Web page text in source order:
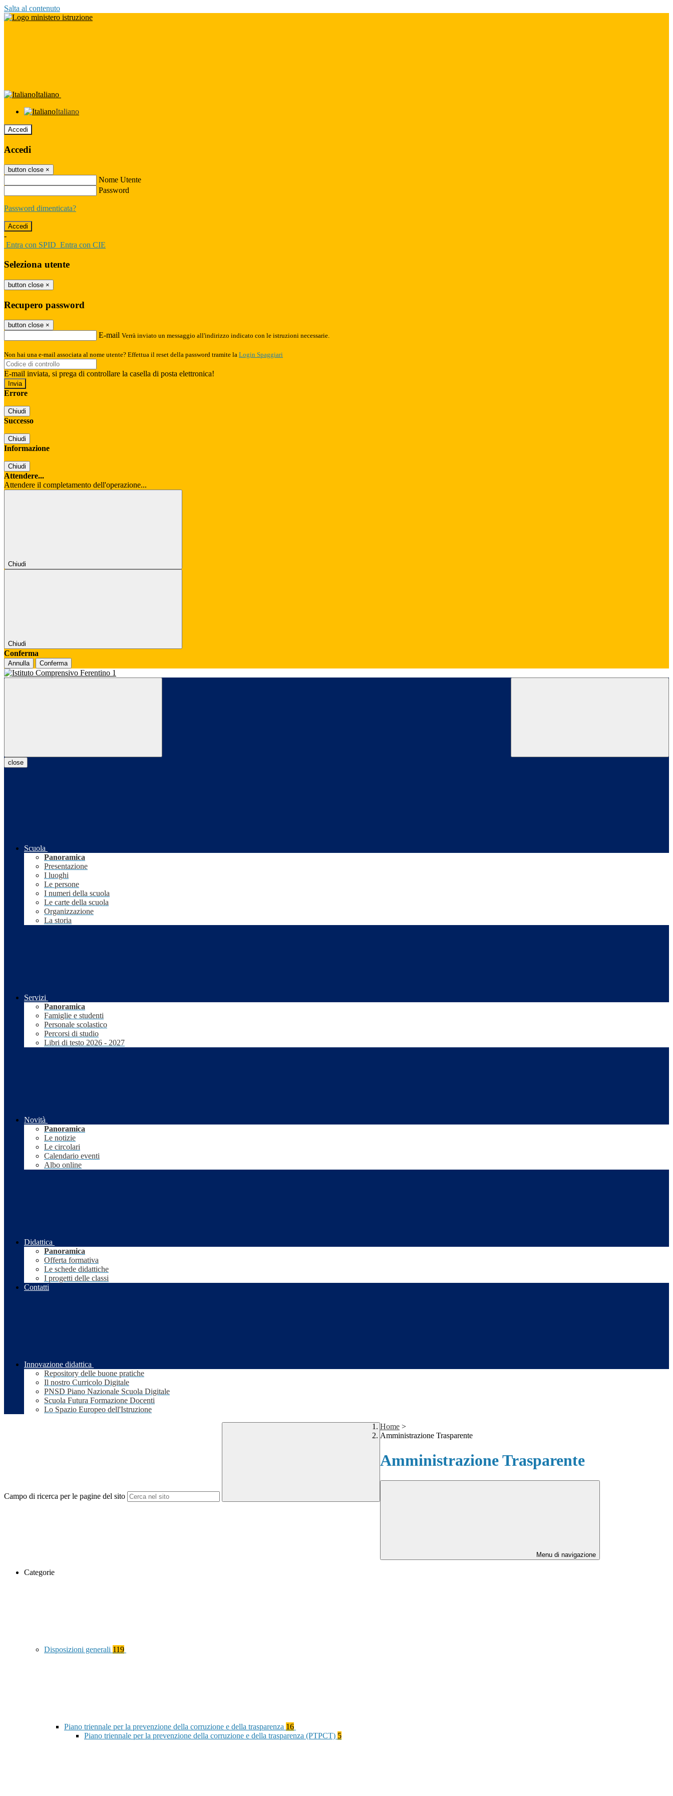
Salta al contenuto
Italiano
Italiano
Accedi
Accedi
button close ×
Nome Utente
Password
Password dimenticata?
-
Entra con SPID Entra con CIE
Seleziona utente
button close ×
Recupero password
button close ×
E-mail Verrà inviato un messaggio all'indirizzo indicato con le istruzioni necessarie.
Non hai una e-mail associata al nome utente? Effettua il reset della password tramite la Login Spaggiari
E-mail inviata, si prega di controllare la casella di posta elettronica!
Errore
Chiudi
Successo
Chiudi
Informazione
Chiudi
Attendere...
Attendere il completamento dell'operazione...
Chiudi
Chiudi
Conferma
Annulla Conferma
close
Scuola
Panoramica
Presentazione
I luoghi
Le persone
I numeri della scuola
Le carte della scuola
Organizzazione
La storia
Servizi
Panoramica
Famiglie e studenti
Personale scolastico
Percorsi di studio
Libri di testo 2026 - 2027
Novità
Panoramica
Le notizie
Le circolari
Calendario eventi
Albo online
Didattica
Panoramica
Offerta formativa
Le schede didattiche
I progetti delle classi
Contatti
Innovazione didattica
Repository delle buone pratiche
Il nostro Curricolo Digitale
PNSD Piano Nazionale Scuola Digitale
Scuola Futura Formazione Docenti
Lo Spazio Europeo dell'Istruzione
Campo di ricerca per le pagine del sito
Home >
Amministrazione Trasparente
Amministrazione Trasparente
Menu di navigazione
Categorie
Disposizioni generali 119
Piano triennale per la prevenzione della corruzione e della trasparenza 16
Piano triennale per la prevenzione della corruzione e della trasparenza (PTPCT) 5